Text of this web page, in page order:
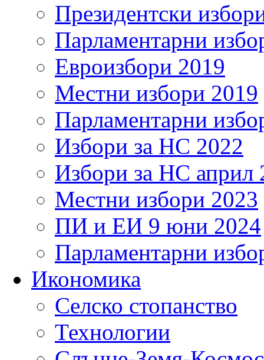
Президентски
Парламентарни
Евроизбори 2019
Местни избори 2019
Парламентарни
Избори за НС 2022
Избори за НС април
Местни избори 2023
ПИ и ЕИ 9 юни 2024
Парламентарни
Икономика
Селско стопанство
Технологии